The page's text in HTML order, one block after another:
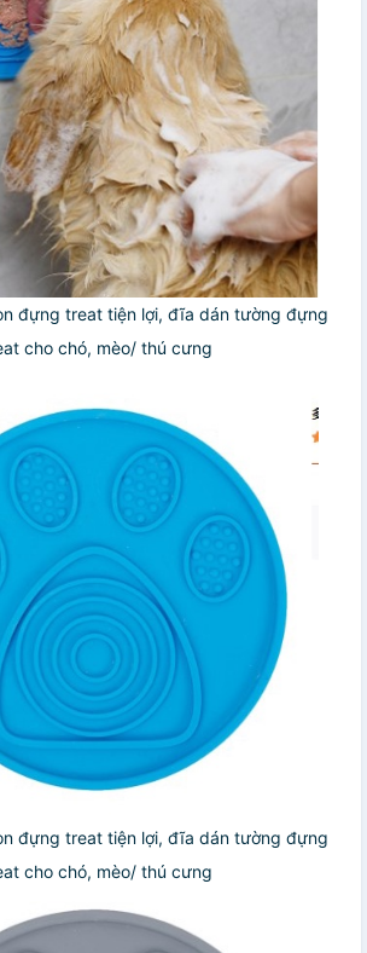
đựng treat tiện lợi, đĩa dán tường đựng
cho chó, mèo/ thú cưng
đựng treat tiện lợi, đĩa dán tường đựng
cho chó, mèo/ thú cưng